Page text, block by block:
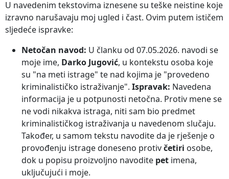
U navedenim tekstovima iznesene su teške neistine koje
izravno narušavaju moj ugled i čast. Ovim putem ističem
sljedeće ispravke:
Netočan navod: U članku od 07.05.2026. navodi se
moje ime, Darko Jugović, u kontekstu osoba koje
su "na meti istrage" te nad kojima je "provedeno
kriminalističko istraživanje". Ispravak: Navedena
informacija je u potpunosti netočna. Protiv mene se
ne vodi nikakva istraga, niti sam bio predmet
kriminalističkog istraživanja u navedenom slučaju.
Također, u samom tekstu navodite da je rješenje o
provođenju istrage doneseno protivčetiri osobe,
dok u popisu proizvoljno navodite pet imena,
uključujući i moje.